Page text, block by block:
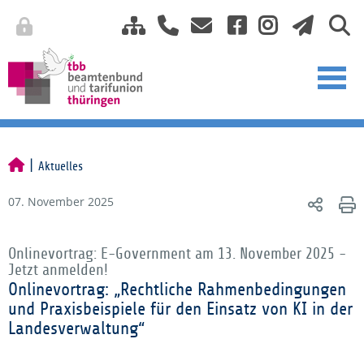
Aktuelles
07. November 2025
Onlinevortrag: E-Government am 13. November 2025 -
Jetzt anmelden!
Onlinevortrag: „Rechtliche Rahmenbedingungen
und Praxisbeispiele für den Einsatz von KI in der
Landesverwaltung“